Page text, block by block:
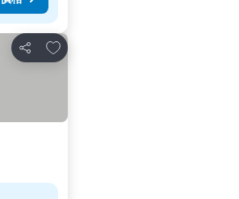
分享
放到收藏夾